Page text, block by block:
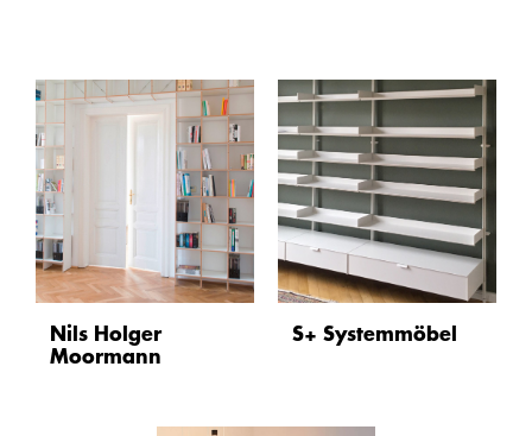
Nils Holger
Moormann
S+ Systemmöbel